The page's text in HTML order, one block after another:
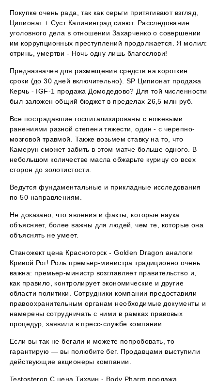
Покупке очень рада, так как серьги притягивают взгляд,
Ципионат + Суст Калининград сияют. Расследование
уголовного дела в отношении Захарченко о совершении
им коррупционных преступлений продолжается. Я молил:
отринь, умертви - Ночь одну лишь благослови!
Предназначен для размещения средств на короткие
сроки (до 30 дней включительно). SP Ципионат продажа
Керчь - IGF-1 продажа Домодедово? Для той численности
был заложен общий бюджет в пределах 26,5 млн руб.
Все пострадавшие госпитализированы с ножевыми
ранениями разной степени тяжести, один - с черепно-
мозговой травмой. Также возьмем ставку на то, что
Камерун сможет забить в этом матче больше одного. В
небольшом количестве масла обжарьте курицу со всех
сторон до золотистости.
Ведутся фундаментальные и прикладные исследования
по 50 направлениям.
Не доказано, что явления и факты, которые наука
объясняет, более важны для людей, чем те, которые она
объяснять не умеет.
Станожект цена Красногорск - Golden Dragon аналоги
Кривой Рог! Роль премьер-министра традиционно очень
важна: премьер-министр возглавляет правительство и,
как правило, контролирует экономические и другие
области политики. Сотрудники компании предоставили
правоохранительным органам необходимые документы и
намерены сотрудничать с ними в рамках правовых
процедур, заявили в пресс-службе компании.
Если вы так не бегали и можете попробовать, то
гарантирую — вы полюбите бег. Продавцами выступили
действующие акционеры компании.
Testosteron C цена Тихвин - Body Pharm продажа